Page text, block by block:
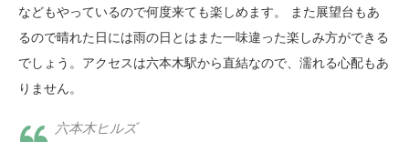
などもやっているので何度来ても楽しめます。 また展望台もあ
るので晴れた日には雨の日とはまた一味違った楽しみ方ができる
でしょう。アクセスは六本木駅から直結なので、濡れる心配もあ
りません。
六本木ヒルズ